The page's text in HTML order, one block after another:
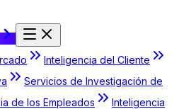
Inteligencia del Cliente
Servicios de Investigación de
de los Empleados
Inteligencia